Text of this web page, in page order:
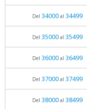
Del 34000al 34499
Del 35000al 35499
Del 36000al 36499
Del 37000al 37499
Del 38000al 38499